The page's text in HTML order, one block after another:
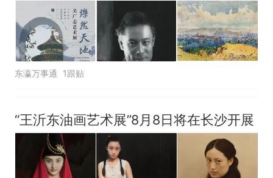
东瀛万事通 1跟贴
“王沂东油画艺术展”8月8日将在长沙开展